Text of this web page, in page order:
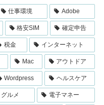
仕事環境 Adobe
格安SIM 確定申告
税金 インターネット
Mac アウトドア
Wordpress ヘルスケア
グルメ 電子マネー